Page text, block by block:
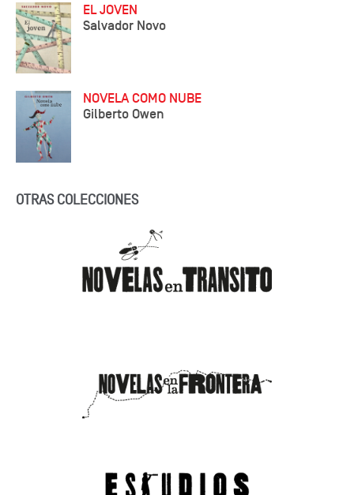
EL JOVEN
Salvador Novo
NOVELA COMO NUBE
Gilberto Owen
OTRAS COLECCIONES